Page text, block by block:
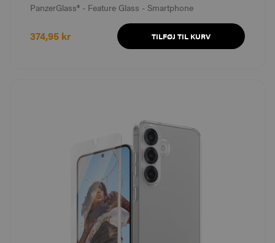
PanzerGlass® - Feature Glass - Smartphone
374,95 kr TILFØJ TIL KURV